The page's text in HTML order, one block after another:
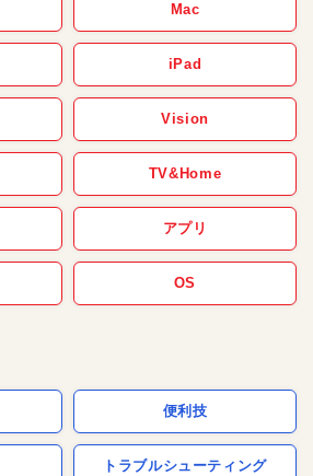
Mac
iPad
Vision
TV&Home
アプリ
OS
便利技
トラブルシューティング